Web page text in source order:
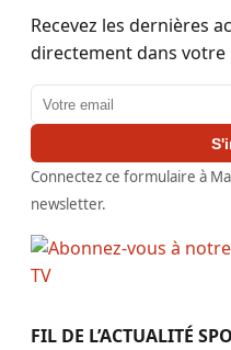
Recevez les dernières
directement dans votre
Adresse email
Connectez ce formulaire à
newsletter.
FIL DE L’ACTUALITÉ